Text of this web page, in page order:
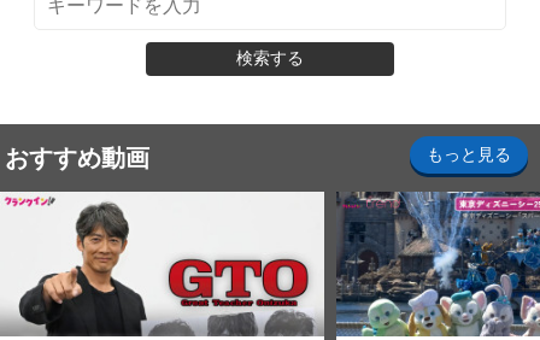
検索する
おすすめ動画 もっと見る